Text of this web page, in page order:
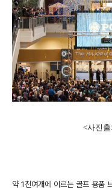
<사진출
약 1천여개에 이르는 골프 용품